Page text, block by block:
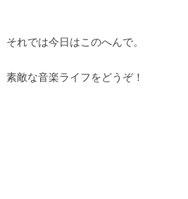
それでは今日はこのへんで。
素敵な音楽ライフをどうぞ！